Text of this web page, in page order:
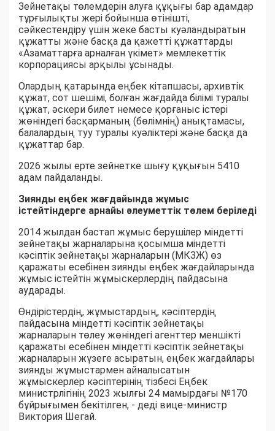
Зейнетақы төлемдерін алуға құқығы бар адамдар
тұрғылықты жері бойынша өтінішті,
сәйкестендіру үшін жеке басты куәландыратын
құжатты және басқа да қажетті құжаттарды
«Азаматтарға арналған үкімет» мемлекеттік
корпорациясы арқылы ұсынады.
Олардың қатарында еңбек кітапшасы, архивтік
құжат, сот шешімі, болған жағдайда білімі туралы
құжат, әскери билет немесе қорғаныс істері
жөніндегі басқарманың (бөлімнің) анықтамасы,
балалардың туу туралы куәліктері және басқа да
құжаттар бар.
2026 жылы ерте зейнетке шығу құқығын 5410
адам пайдаланды.
Зиянды еңбек жағдайында жұмыс
істейтіндерге арнайы әлеуметтік төлем беріледі
2014 жылдан бастап жұмыс берушілер міндетті
зейнетақы жарналарына қосымша міндетті
кәсіптік зейнетақы жарналарын (МКЗЖ) өз
қаражаты есебінен зиянды еңбек жағдайларында
жұмыс істейтін жұмыскерлердің пайдасына
аударады.
Өндірістердің, жұмыстардың, кәсіптердің
пайдасына міндетті кәсіптік зейнетақы
жарналарын төлеу жөніндегі агенттер меншікті
қаражаты есебінен міндетті кәсіптік зейнетақы
жарналарын жүзеге асыратын, еңбек жағдайлары
зиянды жұмыстармен айналысатын
жұмыскерлер кәсіптерінің тізбесі Еңбек
министрлігінің 2023 жылғы 24 мамырдағы №170
бұйрығымен бекітілген, - деді вице-министр
Виктория Шегай.